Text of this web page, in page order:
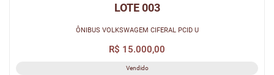
LOTE 003
ÔNIBUS VOLKSWAGEM CIFERAL PCID U
R$ 15.000,00
Vendido